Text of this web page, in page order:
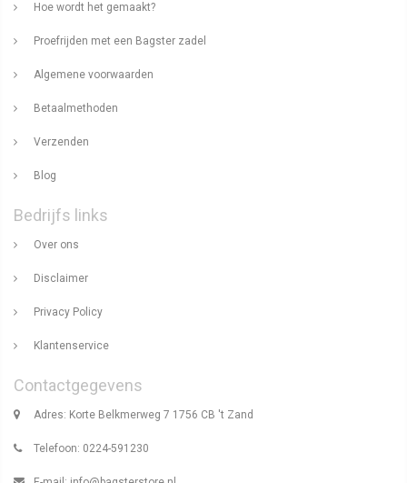
Hoe wordt het gemaakt?
Proefrijden met een Bagster zadel
Algemene voorwaarden
Betaalmethoden
Verzenden
Blog
Bedrijfs links
Over ons
Disclaimer
Privacy Policy
Klantenservice
Contactgegevens
Adres: Korte Belkmerweg 7 1756 CB 't Zand
Telefoon: 0224-591230